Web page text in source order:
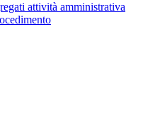
attività amministrativa